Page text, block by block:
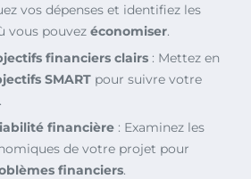
vos dépenses et identifiez les
vous pouvez économiser.
financiers clairs : Mettez en
SMART pour suivre votre
financière : Examinez les
de votre projet pour
financiers.